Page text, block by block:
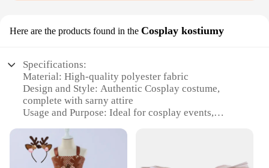
Here are the products found in the Cosplay kostiumy
Specifications:
Material: High-quality polyester fabric
Design and Style: Authentic Cosplay costume,
complete with sarny attire
Usage and Purpose: Ideal for cosplay events,
Typical Adaptive Scenario: Suitable for both men
and women, this costume can be tailored to fit a
variety of body types